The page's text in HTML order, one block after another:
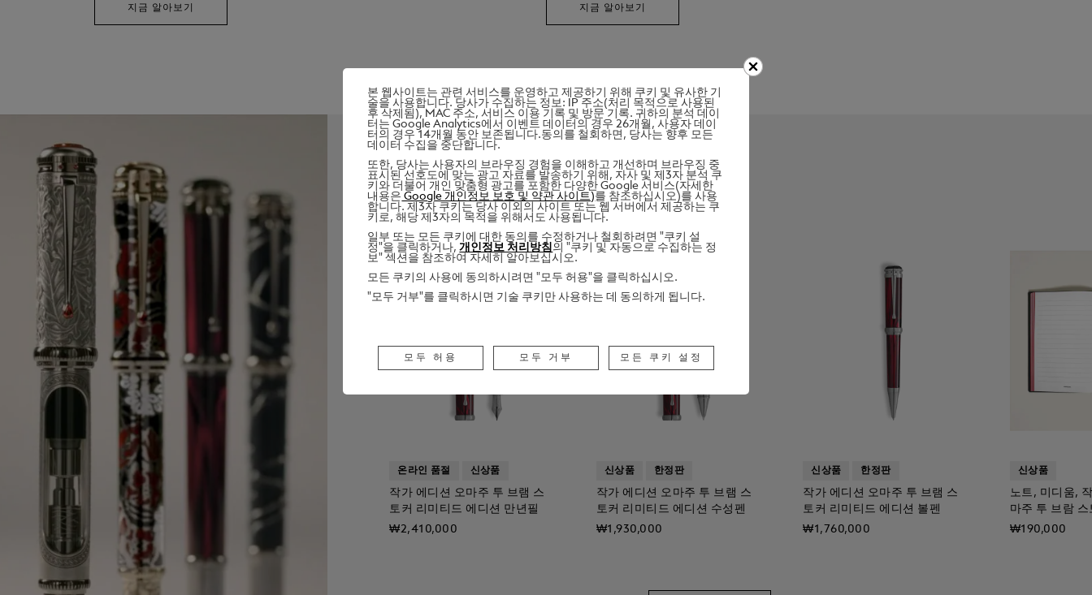
지금 알아보기 지금 알아보기
오마주 투 브램 스토커
'드라큘라’의 매력적인 헤리티지에서 영감을 받은 컬렉션을 살펴보세요.
온라인 품절 신상품
작가 에디션 오마주 투 브램 스
토커 리미티드 에디션 만년필
₩2,410,000
신상품 한정판
작가 에디션 오마주 투 브램 스
토커 리미티드 에디션 수성펜
₩1,930,000
신상품 한정판
작가 에디션 오마주 투 브램 스
토커 리미티드 에디션 볼펜
₩1,760,000
신상품
노트, 미디움,
마주 투 브람
₩190,000
본 웹사이트는 관련 서비스를 운영하고 제공하기 위해 쿠키 및 유사한 기
술을 사용합니다. 당사가 수집하는 정보: IP 주소(처리 목적으로 사용된
후 삭제됨), MAC 주소, 서비스 이용 기록 및 방문 기록. 귀하의 분석 데이
터는 Google Analytics에서 이벤트 데이터의 경우 26개월, 사용자 데이
터의 경우 14개월 동안 보존됩니다.동의를 철회하면, 당사는 향후 모든
데이터 수집을 중단합니다.
또한, 당사는 사용자의 브라우징 경험을 이해하고 개선하며 브라우징 중
표시된 선호도에 맞는 광고 자료를 발송하기 위해, 자사 및 제3자 분석 쿠
키와 더불어 개인 맞춤형 광고를 포함한 다양한 Google 서비스(자세한
내용은 Google 개인정보 보호 및 약관 사이트)를 참조하십시오)를 사용
합니다. 제3자 쿠키는 당사 이외의 사이트 또는 웹 서버에서 제공하는 쿠
키로, 해당 제3자의 목적을 위해서도 사용됩니다.
일부 또는 모든 쿠키에 대한 동의를 수정하거나 철회하려면 "쿠키 설
정"을 클릭하거나,개인정보 처리방침 의 "쿠키 및 자동으로 수집하는 정
보" 섹션을 참조하여 자세히 알아보십시오.
모든 쿠키의 사용에 동의하시려면 "모두 허용"을 클릭하십시오.
"모두 거부"를 클릭하시면 기술 쿠키만 사용하는 데 동의하게 됩니다.
모두 허용 모두 거부 모든 쿠키 설정